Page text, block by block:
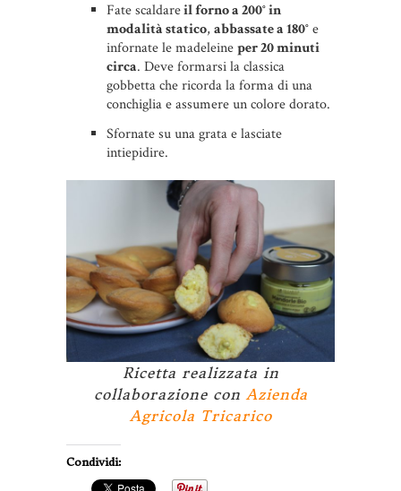
Fate scaldareil forno a 200° in
modalità statico, abbassate a 180°e
infornate le madeleineper 20 minuti
circa. Deve formarsi la classica
gobbetta che ricorda la forma di una
conchiglia e assumere un colore dorato.
Sfornate su una grata e lasciate
intiepidire.
Ricetta realizzata in
collaborazione conAzienda
Agricola Tricarico
Condividi: